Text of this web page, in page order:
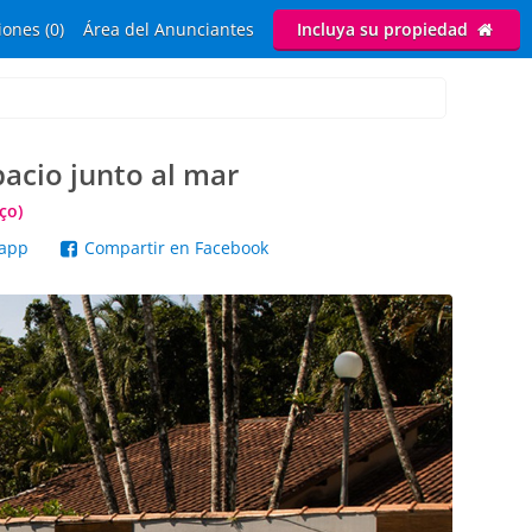
(0) Área del Anunciantes Incluya su propiedad
junto al mar
Compartir en Facebook